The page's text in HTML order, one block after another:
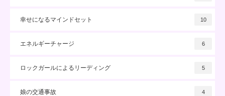
幸せになるマインドセット 10
エネルギーチャージ 6
ロックガールによるリーディング 5
娘の交通事故 4